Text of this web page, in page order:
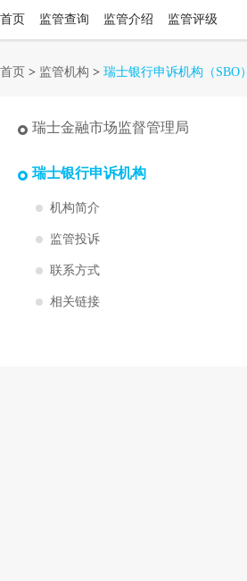
首页 监管查询 监管介绍 监管评级
首页 > 监管机构 > 瑞士银行申诉机构 （SBO）
瑞士金融市场监督管理局
瑞士银行申诉机构
机构简介
监管投诉
联系方式
相关链接